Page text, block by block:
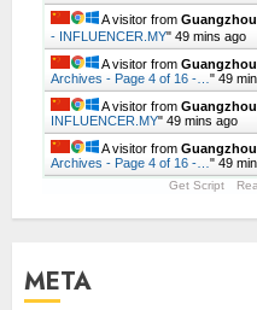
A visitor from
- INFLUENCER.MY" 49 mins ago
A visitor from
Archives - Page 4 of 16 -… " 49
A visitor from
INFLUENCER.MY" 49 mins ago
A visitor from
Archives - Page 4 of 16 -… " 49
Get Script
META